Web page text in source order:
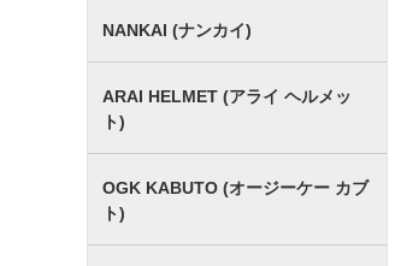
NANKAI (ナンカイ)
ARAI HELMET (アライ ヘルメッ
ト)
OGK KABUTO (オージーケー カブ
ト)